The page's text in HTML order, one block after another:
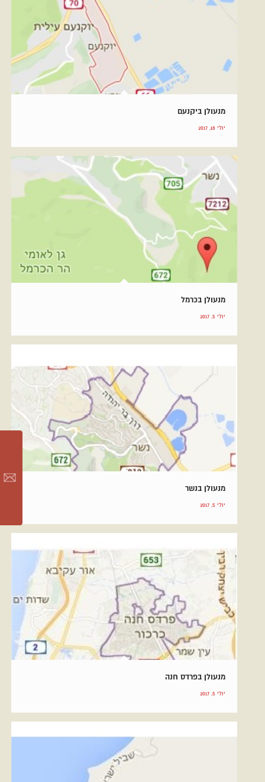
מנעולן ביקנעם
יולי 18, 2017
מנעולן בכרמל
יולי 5, 2017
מנעולן בנשר
יולי 5, 2017
מנעולן בפרדס חנה
יולי 5, 2017